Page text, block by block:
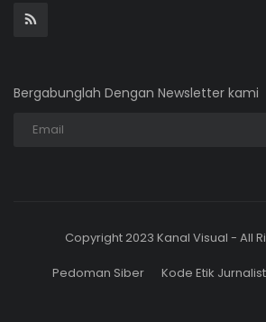
Bergabunglah Dengan Newsletter kami
Copyright 2023 Kanal Visual - All
Pedoman Siber Kode Etik